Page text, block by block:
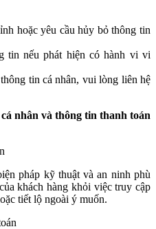
hoặc yêu cầu hủy bỏ thông tin
tin nếu phát hiện có hành vi vi
tin cá nhân, vui lòng liên hệ
nhân và thông tin thanh toán
pháp kỹ thuật và an ninh phù
khách hàng khỏi việc truy cập
tiết lộ ngoài ý muốn.